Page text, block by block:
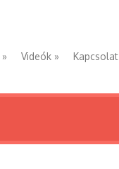
» Videók » Kapcsolat